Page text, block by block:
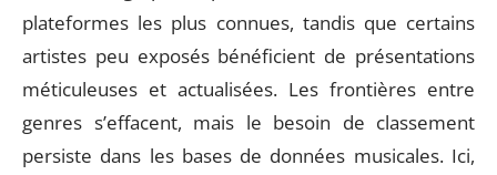
plateformes les plus connues, tandis que certains
artistes peu exposés bénéficient de présentations
méticuleuses et actualisées. Les frontières entre
genres s’effacent, mais le besoin de classement
persiste dans les bases de données musicales. Ici,